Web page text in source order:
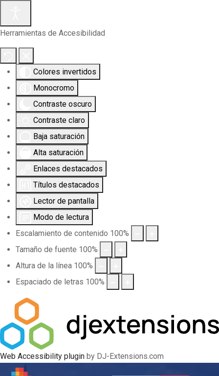
Herramientas de Accesibilidad
Colores invertidos
Monocromo
Contraste oscuro
Contraste claro
Baja saturación
Alta saturación
Enlaces destacados
Títulos destacados
Lector de pantalla
Modo de lectura
Escalamiento de contenido 100%
Tamaño de fuente 100%
Altura de la línea 100%
Espaciado de letras 100%
Web Accessibility plugin by DJ-Extensions.com